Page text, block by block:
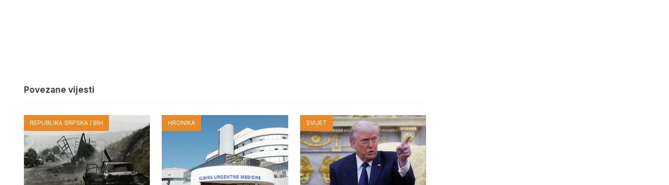
Povezane vijesti
REPUBLIKA SRPSKA / BIH HRONIKA SVIJET